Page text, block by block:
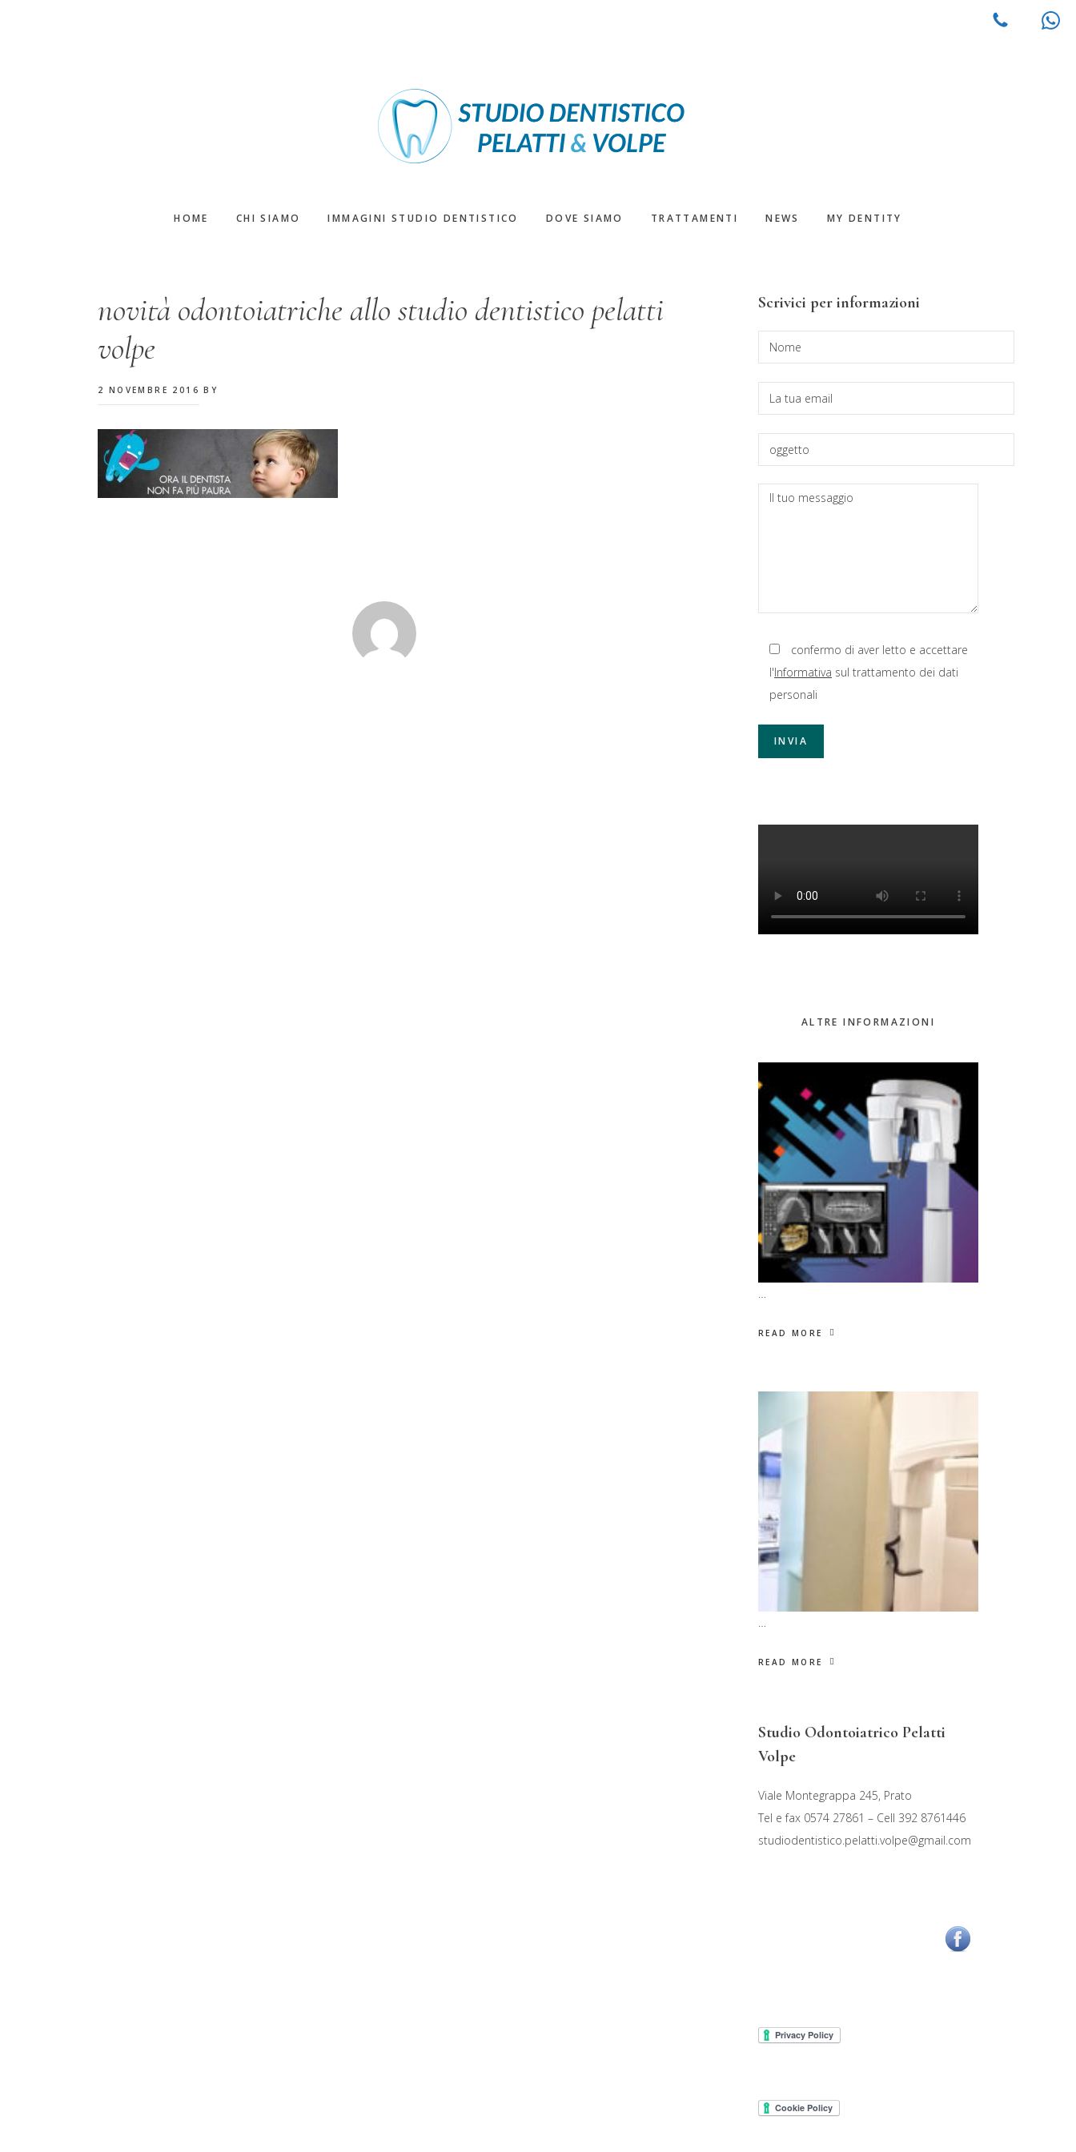
HOME CHI SIAMO IMMAGINI STUDIO DENTISTICO DOVE SIAMO TRATTAMENTI NEWS MY DENTITY
novità odontoiatriche allo studio dentistico pelatti
volpe
2 NOVEMBRE 2016 BY
Barra
laterale
primaria
Scrivici per informazioni
confermo di aver letto e accettare
l'Informativa sul trattamento dei dati
personali
ALTRE INFORMAZIONI
…
READ MORE
…
READ MORE
Studio Odontoiatrico Pelatti
Volpe
Viale Montegrappa 245, Prato
Tel e fax 0574 27861 – Cell 392 8761446
studiodentistico.pelatti.volpe@gmail.com